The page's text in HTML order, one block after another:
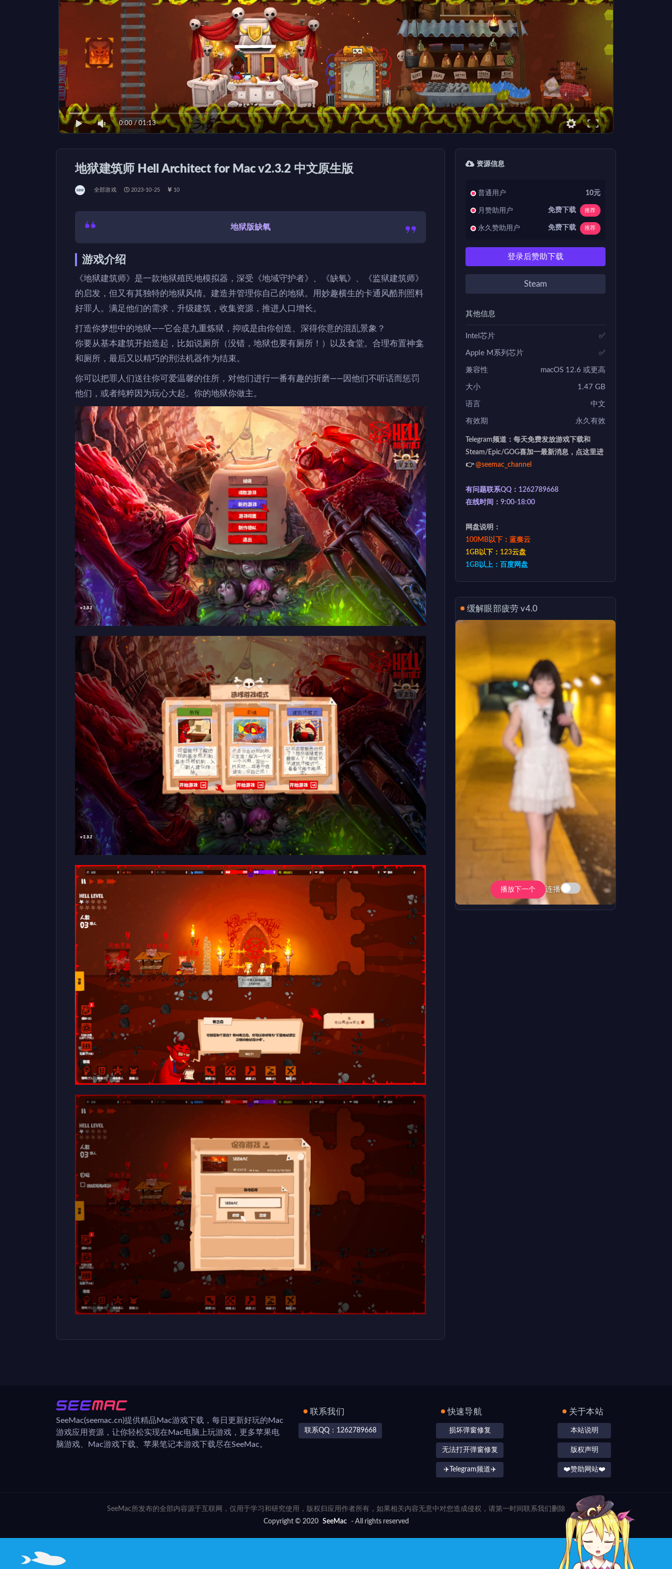
0:00/01:13
地狱建筑师 Hell Architect for Mac v2.3.2 中文原生版
全部游戏 2023-10-25 10
地狱版缺氧
游戏介绍
《地狱建筑师》是一款地狱殖民地模拟器，深受《地域守护者》、《缺氧》、《监狱建筑师》
的启发，但又有其独特的地狱风情。建造并管理你自己的地狱。用妙趣横生的卡通风酷刑照料
好罪人。满足他们的需求，升级建筑，收集资源，推进人口增长。
打造你梦想中的地狱——它会是九重炼狱，抑或是由你创造、深得你意的混乱景象？
你要从基本建筑开始造起，比如说厕所（没错，地狱也要有厕所！）以及食堂。合理布置神龛
和厕所，最后又以精巧的刑法机器作为结束。
你可以把罪人们送往你可爱温馨的住所，对他们进行一番有趣的折磨——因他们不听话而惩罚
他们，或者纯粹因为玩心大起。你的地狱你做主。
资源信息
普通用户 10元
月赞助用户 免费下载 推荐
永久赞助用户 免费下载 推荐
登录后赞助下载
Steam
其他信息
Intel芯片 ✅
Apple M系列芯片 ✅
兼容性 macOS 12.6 或更高
大小 1.47 GB
语言 中文
有效期 永久有效
Telegram频道：每天免费发放游戏下载和
Steam/Epic/GOG喜加一最新消息，点这里进
👉@seemac_channel
有问题联系QQ：1262789668
在线时间：9:00-18:00
网盘说明：
100MB以下：蓝奏云
1GB以下：123云盘
1GB以上：百度网盘
缓解眼部疲劳 v4.0
播放下一个 连播
SeeMac(seemac.cn)提供精品Mac游戏下载，每日更新好玩的Mac
游戏应用资源，让你轻松实现在Mac电脑上玩游戏，更多苹果电
脑游戏、Mac游戏下载、苹果笔记本游戏下载尽在SeeMac。
联系我们
联系QQ：1262789668
快速导航
损坏弹窗修复
无法打开弹窗修复
✈️Telegram频道✈️
关于本站
本站说明
版权声明
❤️赞助网站❤️
SeeMac所发布的全部内容源于互联网，仅用于学习和研究使用，版权归应用作者所有，如果相关内容无意中对您造成侵权，请第一时间联系我们删除
Copyright © 2020 SeeMac - All rights reserved